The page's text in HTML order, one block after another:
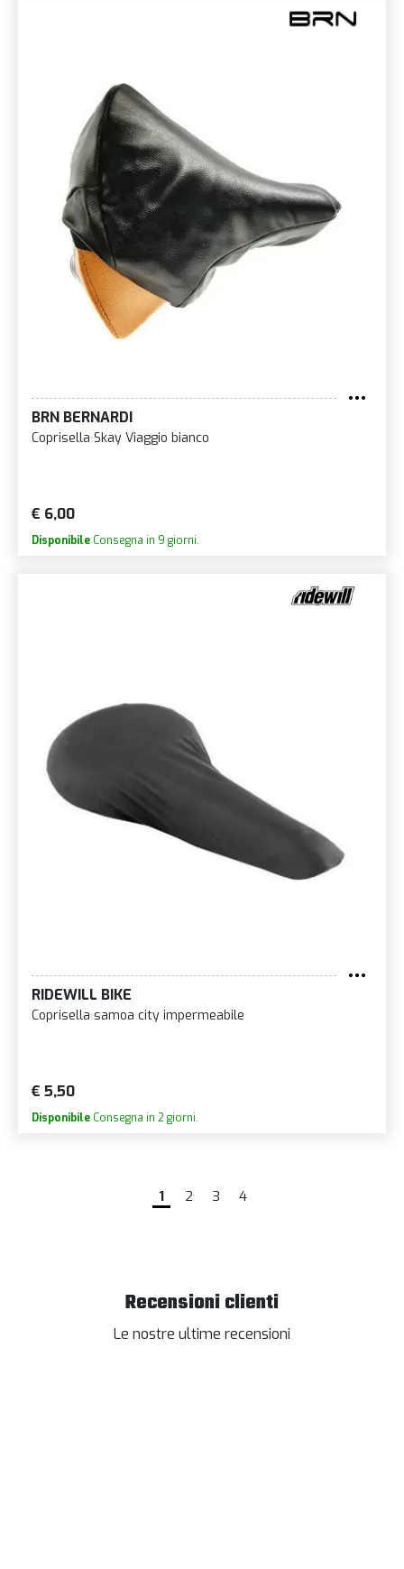
BRN BERNARDI
Coprisella Skay Viaggio bianco
€ 6,00
Disponibile Consegna in 9 giorni.
RIDEWILL BIKE
Coprisella samoa city impermeabile
€ 5,50
Disponibile Consegna in 2 giorni.
1 2 3 4
Recensioni clienti
Le nostre ultime recensioni